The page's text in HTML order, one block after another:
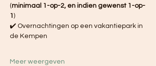
(minimaal 1-op-2, en indien gewenst 1-op-
1 )
✔️ Overnachtingen op een vakantiepark in
de Kempen
Meer weergeven